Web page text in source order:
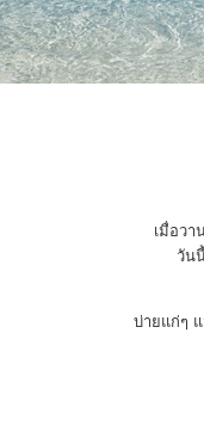
เมื่อวา
วัน
บ่ายแก่ๆ